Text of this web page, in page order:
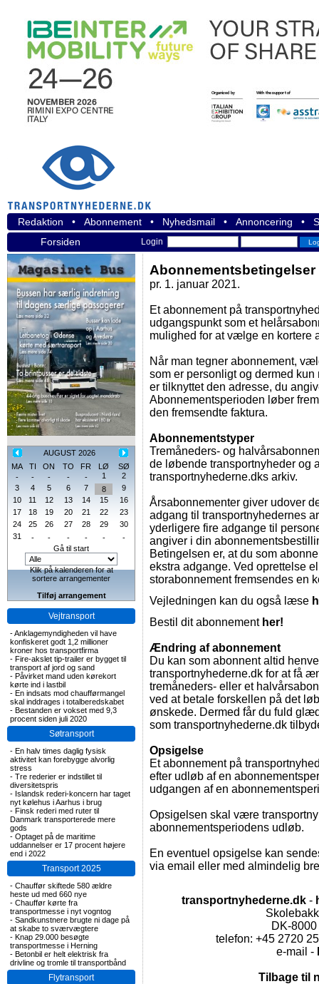
Redaktion • Abonnement • Nyhedsmail • Annoncering •
Forsiden
Login
AUGUST 2026
MA
TI ON TO FR LØ
SØ
-
- - - - 1
2
3
4 5 6 7 8
9
10
11 12 13 14 15
16
17
18 19 20 21 22
23
24
25 26 27 28 29
30
31
- - - - -
-
Gå til start
Klik på kalenderen for at
sortere arrangementer
Tilføj arrangement
Vejtransport
-Anklagemyndigheden vil have
konfiskeret godt 1,2 millioner
kroner hos transportfirma
- Fire-akslet tip-trailer er bygget til
transport af jord og sand
- Påvirket mand uden kørekort
kørte ind i lastbil
- En indsats mod chaufførmangel
skal inddrages i totalberedskabet
- Bestanden er vokset med 9,3
procent siden juli 2020
Søtransport
- En halv times daglig fysisk
aktivitet kan forebygge alvorlig
stress
- Tre rederier er indstillet til
diversitetspris
- Islandsk rederi-koncern har taget
nyt kølehus i Aarhus i brug
- Finsk rederi med ruter til
Danmark transporterede mere
gods
- Optaget på de maritime
uddannelser er 17 procent højere
end i 2022
Transport 2025
- Chauffør skiftede 580 ældre
heste ud med 660 nye
- Chauffør kørte fra
transportmesse i nyt vogntog
- Sandkunstnere brugte ni dage på
at skabe to sværvægtere
- Knap 29.000 besøgte
transportmesse i Herning
- Betonbil er helt elektrisk fra
drivline og tromle til transportbånd
Flytransport
Abonnementsbetingelser
pr. 1. januar 2021.
Et abonnement på
udgangspunkt som et
mulighed for at vælge en kortere
Når man tegner abonnement,
som er personligt og dermed
er tilknyttet den adresse, du
Abonnementsperioden løber
den fremsendte faktura.
Abonnementstyper
Tremåneders- og
de løbende transportnyheder og
transportnyhederne.dks arkiv.
Årsabonnementer giver udover
adgang til transportnyhedernes
yderligere fire adgange til
angiver i din
Betingelsen er, at du som
ekstra adgange. Ved oprettelse
storabonnement fremsendes en
Vejledningen kan du også læse
Bestil dit abonnement her!
Ændring af abonnement
Du kan som abonnent altid
transportnyhederne.dk for at få
tremåneders- eller et
ved at betale forskellen på det
ønskede. Dermed får du fuld
som transportnyhederne.dk
Opsigelse
Et abonnement på
efter udløb af en
udgangen af en
Opsigelsen skal være
abonnementsperiodens udløb.
En eventuel opsigelse kan
via email eller med almindelig
transportnyhederne.dk -
DK-
telefon: +45 2720
e-mail -
Tilbage til